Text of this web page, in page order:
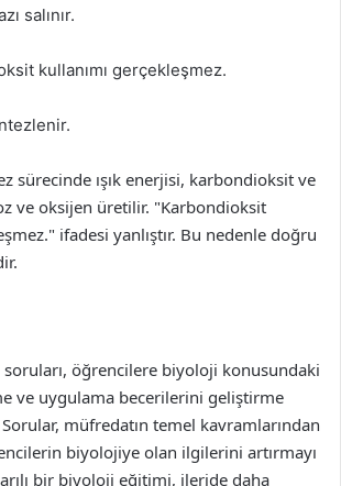
salınır.
kullanımı gerçekleşmez.
sürecinde ışık enerjisi, karbondioksit ve
ve oksijen üretilir. "Karbondioksit
ifadesi yanlıştır. Bu nedenle doğru
öğrencilere biyoloji konusundaki
ve uygulama becerilerini geliştirme
müfredatın temel kavramlarından
biyolojiye olan ilgilerini artırmayı
bir biyoloji eğitimi, ileride daha